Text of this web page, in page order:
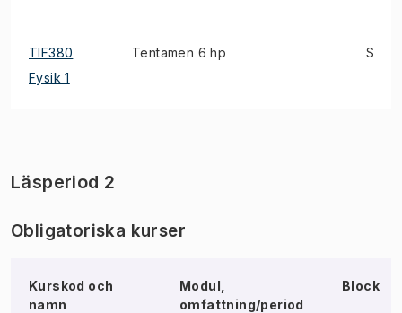
TIF380
Fysik 1
Tentamen 6 hp S
Läsperiod 2
Obligatoriska kurser
Kurskod och
namn
Modul,
omfattning/period
Block